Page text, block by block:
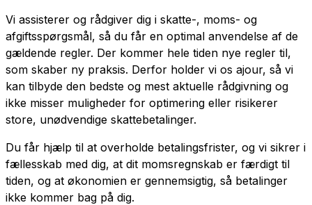
Vi assisterer og rådgiver dig i skatte-, moms- og
afgiftsspørgsmål, så du får en optimal anvendelse af de
gældende regler. Der kommer hele tiden nye regler til,
som skaber ny praksis. Derfor holder vi os ajour, så vi
kan tilbyde den bedste og mest aktuelle rådgivning og
ikke misser muligheder for optimering eller risikerer
store, unødvendige skattebetalinger.
Du får hjælp til at overholde betalingsfrister, og vi sikrer i
fællesskab med dig, at dit momsregnskab er færdigt til
tiden, og at økonomien er gennemsigtig, så betalinger
ikke kommer bag på dig.